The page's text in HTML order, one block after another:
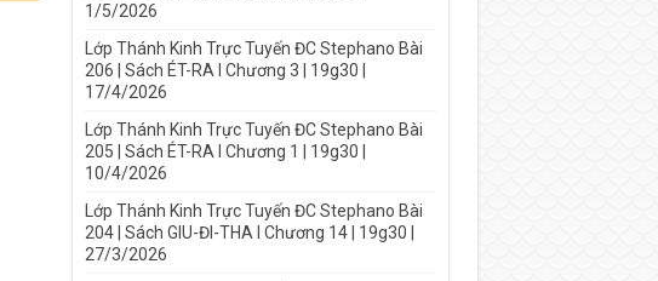
1/5/2026
Lớp Thánh Kinh Trực Tuyến ĐC Stephano Bài
206 | Sách ÉT-RA I Chương 3 | 19g30 |
17/4/2026
Lớp Thánh Kinh Trực Tuyến ĐC Stephano Bài
205 | Sách ÉT-RA I Chương 1 | 19g30 |
10/4/2026
Lớp Thánh Kinh Trực Tuyến ĐC Stephano Bài
204 | Sách GIU-ĐI-THA I Chương 14 | 19g30 |
27/3/2026